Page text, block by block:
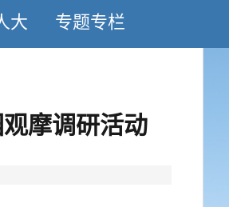
大 专题专栏
摩调研活动